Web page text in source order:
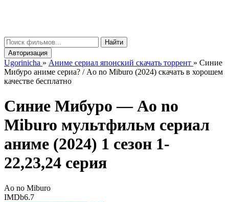
Найти
Авторизация
Ugorinicha » Аниме сериал японский скачать торрент » Синие
Мибуро аниме сериа? / Ao no Miburo (2024) скачать в хорошем
качестве бесплатно
Синие Мибуро —Ao no
Miburo мультфильм сериал
аниме (2024) 1 сезон 1-
22,23,24 серия
Ao no Miburo
IMDb6.7